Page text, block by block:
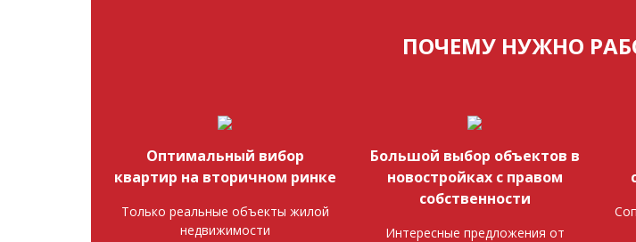
ПОЧЕМУ НУЖНО
Оптимальный вибор
квартир на вторичном ринке
Только реальные объекты жилой
недвижимости
Большой выбор объектов в
новостройках с правом
собственности
Интересные предложения от